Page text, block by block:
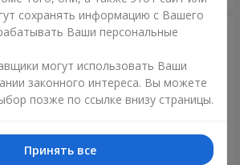
сохранять информацию с Вашего
Ваши персональные
могут использовать Ваши
законного интереса. Вы можете
позже по ссылке внизу страницы.
Принять все